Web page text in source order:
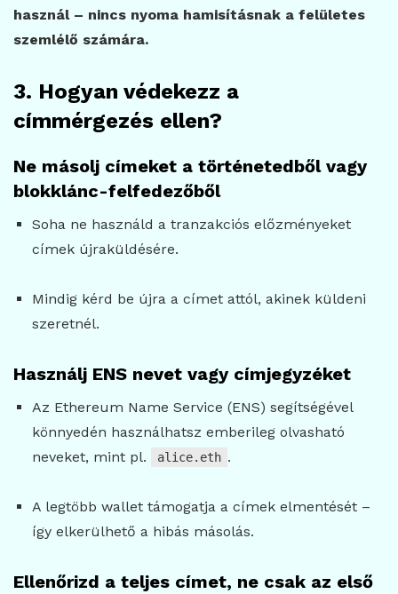
használ – nincs nyoma hamisításnak a felületes
szemlélő számára.
3. Hogyan védekezz a
címmérgezés ellen?
Ne másolj címeket a történetedből vagy
blokklánc-felfedezőből
Soha ne használd a tranzakciós előzményeket
címek újraküldésére.
Mindig kérd be újra a címet attól, akinek küldeni
szeretnél.
Használj ENS nevet vagy címjegyzéket
Az Ethereum Name Service (ENS) segítségével
könnyedén használhatsz emberileg olvasható
neveket, mint pl.
alice.eth .
A legtöbb wallet támogatja a címek elmentését –
így elkerülhető a hibás másolás.
Ellenőrizd a teljes címet, ne csak az első